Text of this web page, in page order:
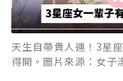
天生自帶貴人運！3星
得開。圖片來源：女子